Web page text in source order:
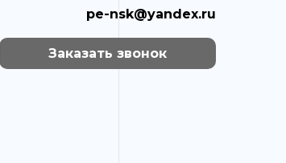
pe-nsk@yandex.ru
Заказать звонок